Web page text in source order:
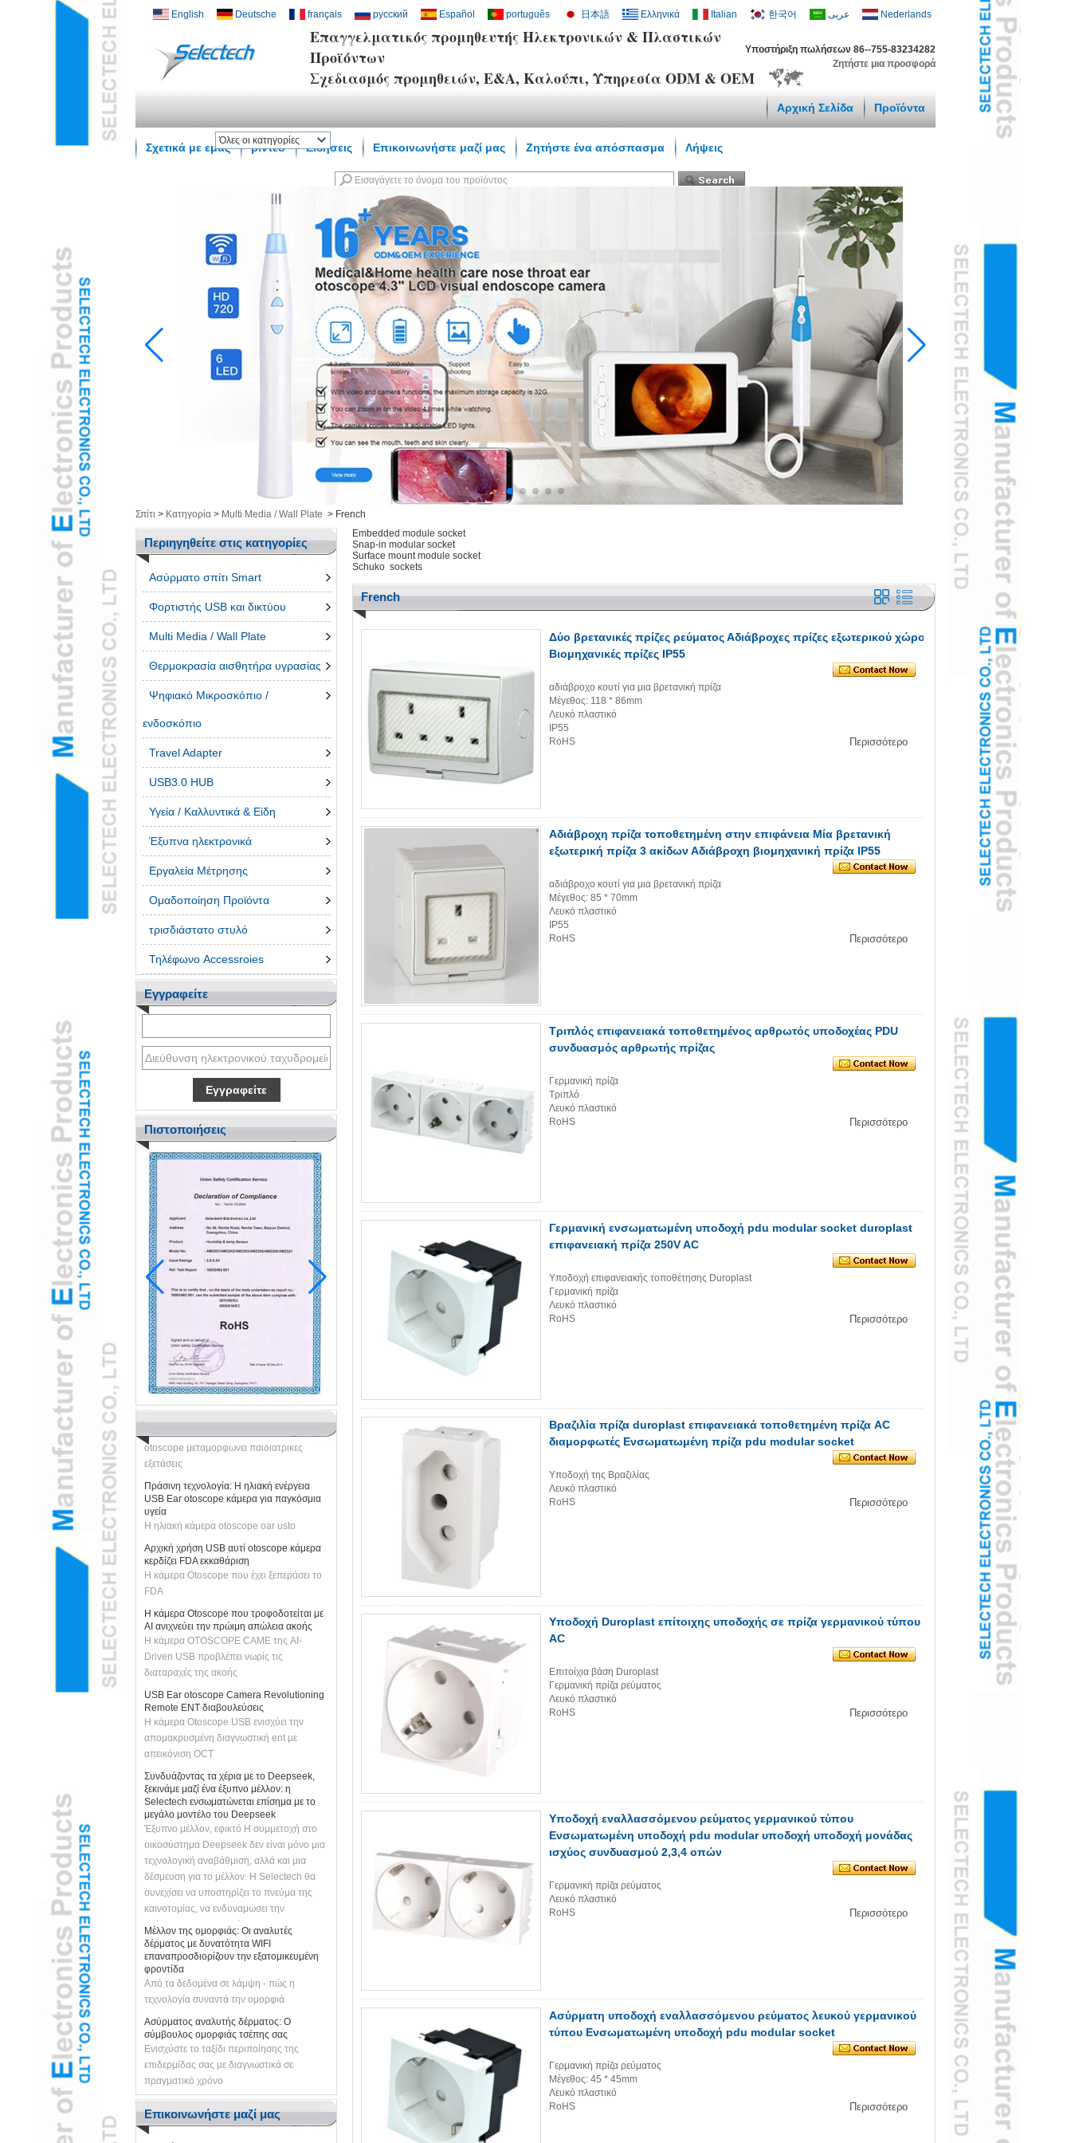
Επαγγελματικός προμηθευτής Ηλεκτρονικών & Πλαστικών
Προϊόντων
Σχεδιασμός προμηθειών, Ε&Α, Καλούπι, Υπηρεσία ODM & OEM
Υποστήριξη πωλήσεων 86--755-83234282
Ζητήστε μια προσφορά
English Deutsche français русский Español português 日本語 Ελληνικά Italian 한국어 عربى Nederlands
Αρχική Σελίδα Προϊόντα
Σχετικά με εμάς βίντεο Ειδήσεις Επικοινωνήστε μαζί μας Ζητήστε ένα απόσπασμα Λήψεις
Όλες οι κατηγορίες
Ασύρματο σπίτι SmartL
Θερμοκρασία αισθητήρα
υγρασίαςL
Ψηφιακό Μικροσκόπιο /
ενδοσκόπιοL
Travel AdapterL
Υγεία / Καλλυντικά &
ΕίδηL
Τηλέφωνο AccessroiesL
Σπίτι > Κατηγορία > Multi Media / Wall Plate > French
Περιηγηθείτε στις κατηγορίες
Ασύρματο σπίτι Smart
Φορτιστής USB και δικτύου
Multi Media / Wall Plate
Θερμοκρασία αισθητήρα υγρασίας
Ψηφιακό Μικροσκόπιο /
ενδοσκόπιο
Travel Adapter
USB3.0 HUB
Υγεία / Καλλυντικά & Είδη
Έξυπνα ηλεκτρονικά
Εργαλεία Μέτρησης
Ομαδοποίηση Προϊόντα
τρισδιάστατο στυλό
Τηλέφωνο Accessroies
Εγγραφείτε
Πιστοποιήσεις
Το Pediatric Ent υιοθετεί κάμερα otoscope
otoscope usb για να μειώσει το άγχος των
παιδιών
otoscope μεταμορφώνει παιδιατρικές
εξετάσεις
USB Ear otoscope κάμερα για παγκόσμια
υγεία
Η ηλιακή κάμερα otoscope oar usto
κερδίζει FDA εκκαθάριση
Η κάμερα Otoscope που έχει ξεπεράσει το
FDA
AI ανιχνεύει την πρώιμη απώλεια ακοής
Η κάμερα OTOSCOPE CAME της AI-
Driven USB προβλέπει νωρίς τις
διαταραχές της ακοής
Remote ENT διαβουλεύσεις
Η κάμερα Otoscope USB ενισχύει την
απομακρυσμένη διαγνωστική ent με
απεικόνιση OCT
ξεκινάμε μαζί ένα έξυπνο μέλλον: η
Selectech ενσωματώνεται επίσημα με το
μεγάλο μοντέλο του Deepseek
Έξυπνο μέλλον, εφικτό Η συμμετοχή στο
οικοσύστημα Deepseek δεν είναι μόνο μια
τεχνολογική αναβάθμιση, αλλά και μια
δέσμευση για το μέλλον. Η Selectech θα
συνεχίσει να υποστηρίζει το πνεύμα της
καινοτομίας, να ενδυναμώσει την
ανάπτυξη των επιχειρήσεων με την
τεχνολογία AI και να φέρει τους πελάτες
πιο έξυπνες και πιο αποτελεσματικές
λύσεις. Ας ενώσουμε τα χέρια με το
Deepseek για να απελευθερώσουμε το
έξυπνο μέλλον και να δημιουργήσουμε
μαζί τις άπειρες δυνατότητες!
Μέλλον της ομορφιάς: Οι αναλυτές
δέρματος με δυνατότητα WIFI
επαναπροσδιορίζουν την εξατομικευμένη
φροντίδα
Από τα δεδομένα σε λάμψη - πώς η
τεχνολογία συναντά την ομορφιά
σύμβουλος ομορφιάς τσέπης σας
Ενισχύστε το ταξίδι περιποίησης της
επιδερμίδας σας με διαγνωστικά σε
πραγματικό χρόνο
επιδερμίδας με το WiFi WiLeless Skin
Analyzer που τροφοδοτείται με AI
Η τεχνολογία ομορφιάς επόμενου γενικού
Επικοινωνήστε μαζί μας
Embedded module socket
Snap-in modular socket
Surface mount module socket
Schuko sockets
French
Δύο βρετανικές πρίζες ρεύματος Αδιάβροχες πρίζες εξωτερικού χώρου
Βιομηχανικές πρίζες IP55
αδιάβροχο κουτί για μια βρετανική πρίζα
Μέγεθος: 118 * 86mm
Λευκό πλαστικό
IP55
RoHS
Περισσότερο
Αδιάβροχη πρίζα τοποθετημένη στην επιφάνεια Μία βρετανική
εξωτερική πρίζα 3 ακίδων Αδιάβροχη βιομηχανική πρίζα IP55
αδιάβροχο κουτί για μια βρετανική πρίζα
Μέγεθος: 85 * 70mm
Λευκό πλαστικό
IP55
RoHS
Περισσότερο
Τριπλός επιφανειακά τοποθετημένος αρθρωτός υποδοχέας PDU
συνδυασμός αρθρωτής πρίζας
Γερμανική πρίζα
Τριπλό
Λευκό πλαστικό
RoHS
Περισσότερο
Γερμανική ενσωματωμένη υποδοχή pdu modular socket duroplast
επιφανειακή πρίζα 250V AC
Υποδοχή επιφανειακής τοποθέτησης Duroplast
Γερμανική πρίζα
Λευκό πλαστικό
RoHS
Περισσότερο
Βραζιλία πρίζα duroplast επιφανειακά τοποθετημένη πρίζα AC
διαμορφωτές Ενσωματωμένη πρίζα pdu modular socket
Υποδοχή της Βραζιλίας
Λευκό πλαστικό
RoHS
Περισσότερο
Υποδοχή Duroplast επίτοιχης υποδοχής σε πρίζα γερμανικού τύπου
AC
Επιτοίχια βάση Duroplast
Γερμανική πρίζα ρεύματος
Λευκό πλαστικό
RoHS
Περισσότερο
Υποδοχή εναλλασσόμενου ρεύματος γερμανικού τύπου
Ενσωματωμένη υποδοχή pdu modular υποδοχή υποδοχή μονάδας
ισχύος συνδυασμού 2,3,4 οπών
Γερμανική πρίζα ρεύματος
Λευκό πλαστικό
RoHS
Περισσότερο
Ασύρματη υποδοχή εναλλασσόμενου ρεύματος λευκού γερμανικού
τύπου Ενσωματωμένη υποδοχή pdu modular socket
Γερμανική πρίζα ρεύματος
Μέγεθος: 45 * 45mm
Λευκό πλαστικό
RoHS
Περισσότερο